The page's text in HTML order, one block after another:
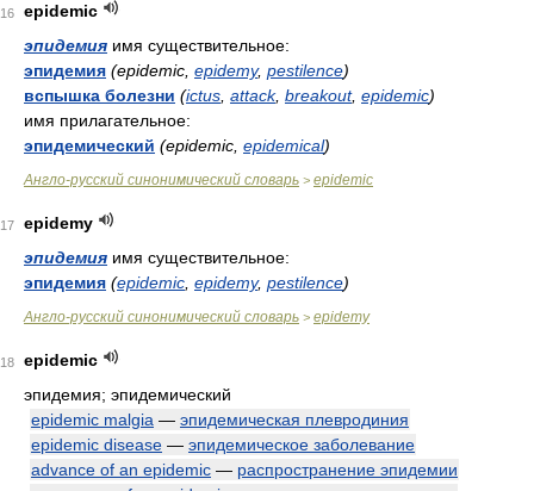
16
epidemic
эпидемия имя существительное:
эпидемия (epidemic, epidemy, pestilence)
вспышка болезни (ictus attack, breakout, epidemic)
имя прилагательное:
эпидемический (epidemic, epidemical)
Англо-русский синонимический словарь > epidemic
17
epidemy
эпидемия имя существительное:
эпидемия (epidemic epidemy, pestilence)
Англо-русский синонимический словарь > epidemy
18
epidemic
эпидемия; эпидемический
epidemic malgia — эпидемическая плевродиния
epidemic disease — эпидемическое заболевание
advance of an epidemic — распространение эпидемии